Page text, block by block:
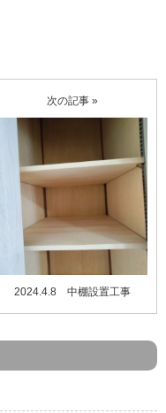
次の記事 »
2024.4.8 中棚設置工事